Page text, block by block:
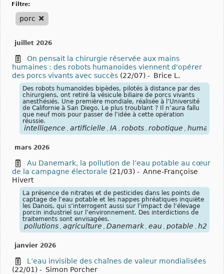
filtre:
porc
juillet 2026
On pensait la chirurgie réservée aux mains
humaines : des robots humanoïdes viennent d'opérer
des porcs vivants avec succès (22/07) - Brice L.
Des robots humanoïdes bipèdes, pilotés à distance par des
chirurgiens, ont retiré la vésicule biliaire de porcs vivants
anesthésiés. Une première mondiale, réalisée à l’Université
de Californie à San Diego. Le plus troublant ? Il n’aura fallu
que neuf mois pour passer de l’idée à cette opération
réussie.
intelligence artificielle IA robots robotique
mars 2026
Au Danemark, la pollution de l’eau potable au cœur
de la campagne électorale (21/03) - Anne-Françoise
Hivert
La présence de nitrates et de pesticides dans les points de
captage de l’eau potable et les nappes phréatiques inquiète
les Danois, qui s’interrogent aussi sur l’impact de l’élevage
porcin industriel sur l’environnement. Des interdictions de
traitements sont envisagées.
pollutions agriculture Danemark eau potable h2o
janvier 2026
L’eau invisible des chaînes de valeur mondialisées
(22/01) - Simon Porcher